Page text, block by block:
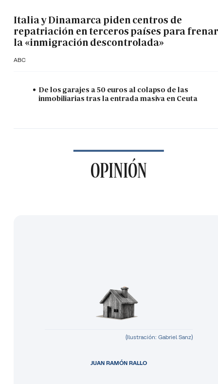
Italia y Dinamarca piden centros de
repatriación en terceros países para frenar
la «inmigración descontrolada»
ABC
De los garajes a 50 euros al colapso de las
inmobiliarias tras la entrada masiva en Ceuta
OPINIÓN
(Ilustración: Gabriel Sanz)
JUAN RAMÓN RALLO